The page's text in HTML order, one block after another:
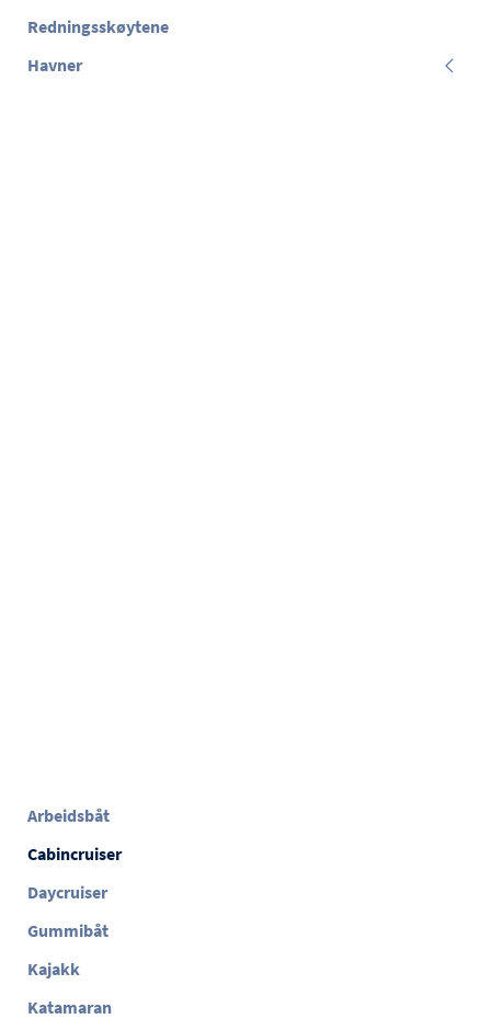
Redningsskøytene
Havner
Arbeidsbåt
Cabincruiser
Daycruiser
Gummibåt
Kajakk
Katamaran